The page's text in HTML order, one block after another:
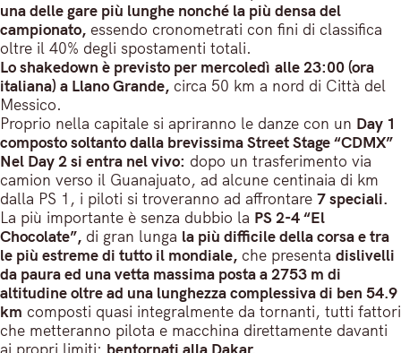
una delle gare più lunghe nonché la più densa del
campionato, essendo cronometrati con fini di classifica
oltre il 40% degli spostamenti totali.
Lo shakedown è previsto per mercoledì alle 23:00 (ora
italiana) a Llano Grande, circa 50 km a nord di Città del
Messico.
Proprio nella capitale si apriranno le danze con un Day 1
composto soltanto dalla brevissima Street Stage “CDMX”
Nel Day 2 si entra nel vivo: dopo un trasferimento via
camion verso il Guanajuato, ad alcune centinaia di km
dalla PS 1, i piloti si troveranno ad affrontare 7 speciali.
La più importante è senza dubbio la PS 2-4 “El
Chocolate”, di gran lunga la più difficile della corsa e tra
le più estreme di tutto il mondiale, che presenta dislivelli
da paura ed una vetta massima posta a 2753 m di
altitudine oltre ad una lunghezza complessiva di ben 54.9
km composti quasi integralmente da tornanti, tutti fattori
che metteranno pilota e macchina direttamente davanti
ai propri limiti: bentornati alla Dakar.